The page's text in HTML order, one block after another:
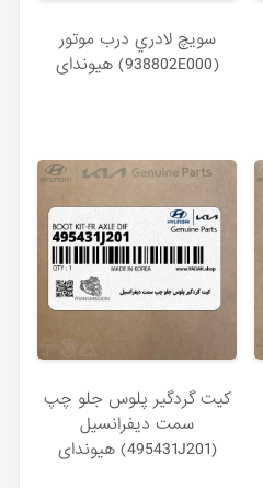
سويچ لادري درب موتور
(938802E000) هیوندای
كيت گردگير پلوس جلو چپ
سمت ديفرانسيل
(495431J201) هیوندای